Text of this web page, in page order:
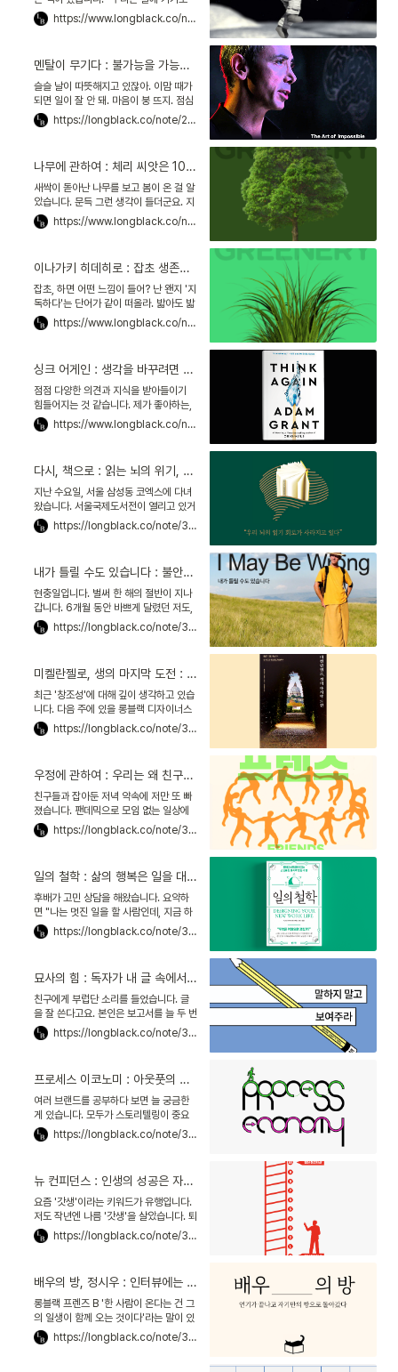
雅夫에게 있다고 해.
했다』입니다. 책 제목 그대로예요. 미국항
공우주국NASA의 직원들이 1960년대,
은 책입니다. 어찌 보면 무모했던 이 프로
젝트 덕분에, 아폴로 11호의 선장 닐 암스
트롱은 1969년 7월 20일 달 표면을 밟
습니다. 기술의 한계를 확장시키고, 인류
와 우주의 역사를 새로 쓴 거예요.
https://www.longblack.co/note/255
멘탈이 무기다 : 불가능을 가능으로 만드는 뇌과학의 기술
슬슬 날이 따뜻해지고 있잖아. 이맘 때가
되면 일이 잘 안 돼. 마음이 붕 뜨지. 점심
먹고 들어오면 나른하고, 창 밖 보고 있으
면 놀러나가고 싶고. 그래, 한 마디로 멘탈
텐데, 그들은 어떻게 극복할까? 내 고민을
듣고 장은수 대표님이 스티븐 코틀러의
『멘탈이 무기다』를 추천해 줬어.
https://longblack.co/note/247
나무에 관하여 : 체리 씨앗은 100년을 기다려 싹을 틔운다
새싹이 돋아난 나무를 보고 봄이 온 걸 알
았습니다. 문득 그런 생각이 들더군요. 지
구의 주인은 어쩌면 인간이 아니라 나무
인지도 모르겠다고. 100년도 채 살지 못
사는 나무의 마음을 어찌 알 수 있겠어요.
그래도 그 마음이 궁금해서, 김선우 작가
님께 물어봤습니다. 작가님은 나무와 가
까이 살거든요.
https://www.longblack.co/note/261
이나가키 히데히로 : 잡초 생존전략, 어딘가에서는 일등이 되어야 한다
잡초, 하면 어떤 느낌이 들어? 난 왠지 '지
독하다'는 단어가 같이 떠올라. 밟아도 밟
아도 일어서는 끈질긴 근성을 상징하잖
아. 그런데 뭐랄까, 건강한 끈기보다는 처
데 일본에서 잡초는 훨씬 더 긍정적인 의
미를 지닌다고 해. '온실 속 화초'와 대비
되는 강인함의 상징이랄까. 또 잡초들의
특성을 연구해서 비즈니스 전략과 연결
짓는 분석도 활발하대.
https://www.longblack.co/note/256
싱크 어게인 : 생각을 바꾸려면 왜 과학자의 태도가 필요할까
점점 다양한 의견과 지식을 받아들이기
힘들어지는 것 같습니다. 제가 좋아하는,
그리고 제가 생각해왔던 방향의 콘텐츠만
접하다 보니 시야가 좁아지는 것 같기도
지의 문제도 당연히 있을 겁니다. 이런 고
민을 토로했더니 장은수 대표님이 '애덤
그랜트'의 『싱크 어게인』을 추천해주셨어
요. 다시 생각하고 자기 자신을 의심하는
과정을 통해 사람은 더욱 성장할 수 있다
고요.
https://www.longblack.co/note/263
다시, 책으로 : 읽는 뇌의 위기, 책이 필요한 이유를 환기시키다
지난 수요일, 서울 삼성동 코엑스에 다녀
왔습니다. 서울국제도서전이 열리고 있거
든요. 코로나의 여파로 작년, 재작년엔 소
규모로 열렸던 서울국제도서전이 3년 만
사랑하는 사람들이 북적이는 공간이 참
반갑더군요. 올해는 유독 책보다도 책과
관련된 굿즈에 눈길이 갔습니다. 특히 책
속 문장들을 짤막하게 카드로 만든 굿즈
가 가장 인상깊었죠.
https://longblack.co/note/312
내가 틀릴 수도 있습니다 : 불안의 폭풍우에서 삶을 건지는 힘
현충일입니다. 벌써 한 해의 절반이 지나
갑니다. 6개월 동안 바쁘게 달렸던 저도,
오늘만큼은 지나온 시간을 되돌아보려 합
니다. 새로운 마음으로 남은 절반을 시작
웨덴인 수도승의 자서전 『내가 틀릴 수도
있습니다』를요. 책 소개를 본 뒤 강하게
끌렸거든요. 대기업의 최연소 임원에서
태국의 승려, 국민 멘토의 삶을 살다 간 사
람이 있다고요.
https://longblack.co/note/313
미켈란젤로, 생의 마지막 도전 : 일흔 살에 바티칸 최고 건축가가 되다
최근 '창조성'에 대해 깊이 생각하고 있습
니다. 다음 주에 있을 롱블랙 디자이너스
위크를 위해 세계적 디자이너를 만난 덕
분인 것 같습니다. 이들이 해결책을 찾는
도 얻었습니다. 장은수 편집문화실험실
대표님께 이 말씀을 드렸더니 "결국 모든
창조는 같은 것 아니겠느냐"고 하시더군
요.
https://longblack.co/note/323
우정에 관하여 : 우리는 왜 친구가 필요한가, 어떤 사람과 친구가 되는가
친구들과 잡아둔 저녁 약속에 저만 또 빠
졌습니다. 팬데믹으로 모임 없는 일상에
익숙해졌거든요. 친구들이 단체채팅방에
"너도 다음에 꼭 와"라며 모임 사진을 올
고 싶긴 합니다. 그러다 문득, "내가 저 녀
석들과 얼마나 오래 됐지?" 감회에 젖었
죠. "우리가 언제, 어떤 계기로 친구가 됐
을까?" 기억도 희미합니다.
https://longblack.co/note/327
일의 철학 : 삶의 행복은 일을 대하는 자세에 있다
후배가 고민 상담을 해왔습니다. 요약하
면 "나는 멋진 일을 할 사람인데, 지금 하
는 일은 재미없고 시시하다"는 거였죠.
"우선 주어진 일부터 잘 해내면 멋진
두어 번 두드려줬습니다. 대신 책을 한 권
선물하고 싶었어요. 적절한 책을 찾기 쉽
지 않더군요. 마침 장은수 대표님이 『일의
철학』이란 책을 추천해 주셨어요.
https://longblack.co/note/337
묘사의 힘 : 독자가 내 글 속에서 살아 숨쉬게 하는 법
친구에게 부럽단 소리를 들었습니다. 글
을 잘 쓴다고요. 본인은 보고서를 늘 두 번
씩 쓴다더군요. 생각해 보면 글은 업무의
밑바탕입니다. 프레젠테이션 대본을 만들
위한 책을 가져왔습니다. 샌드라 거스
Sandra Gerth가 쓴 『묘사의 힘』입니
다. 샌드라 거스는 독일의 베스트셀러 작
가이자 편집자입니다.
https://longblack.co/note/344
프로세스 이코노미 : 아웃풋의 종말, '과정'을 파는 시대가 왔다
여러 브랜드를 공부하다 보면 늘 궁금한
게 있습니다. 모두가 스토리텔링이 중요
하다는데, 사람들이 왜 스토리텔링에 끌
리는지는 잘 설명하지 않죠. 그 답을 알려
평가 오바라 가즈히로尾原 和啓가 쓴
『프로세스 이코노미』입니다. 아마존 재팬
종합 베스트 1위를 하고, 국내에서는 송길
영 바이브컴퍼니 부사장, 소호 모베러웍
스 대표가 추천한 책이에요.
https://longblack.co/note/342
뉴 컨피던스 : 인생의 성공은 자존감이 아니라 자신감이 결정한다
요즘 '갓생'이라는 키워드가 유행입니다.
저도 작년엔 나름 '갓생'을 살았습니다. 퇴
근하고 컴퓨터 학원에, 운동에. 지금 생각
하면 어떻게 해냈나 싶습니다. 올해는 피
은 영어학원을 벌써 다섯 번이나 못 갔네
요. 입사 초반의 열정 넘치던 저와 비교하
며 위축되는 것 같아, 장은수 대표님께 고
민 상담을 하러 갔습니다.
https://longblack.co/note/353
배우의 방, 정시우 : 인터뷰에는 시간이 만들어내는 기적이 동행한다
롱블랙 프렌즈 B '한 사람이 온다는 건 그
의 일생이 함께 오는 것이다'라는 말이 있
지요. 에디터인 저에게는 인터뷰가 그렇
습니다. 좋은 인터뷰 글은, 시만큼이나 아
https://longblack.co/note/352